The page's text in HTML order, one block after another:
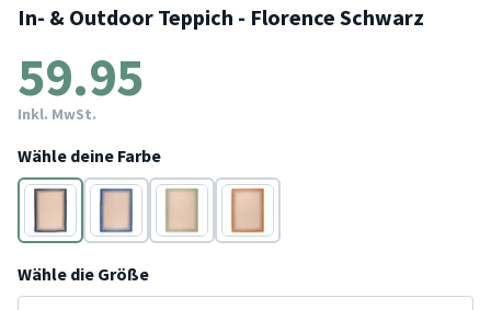
In- & Outdoor Teppich - Florence Schwarz
59.95
Inkl. MwSt.
Wähle deine Farbe
SchwarzBlau Grün
Terracotta
Wähle die Größe